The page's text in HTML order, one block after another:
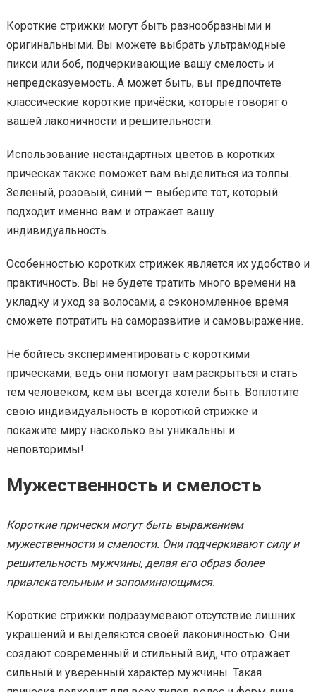
Короткие стрижки могут быть разнообразными и
оригинальными. Вы можете выбрать ультрамодные
пикси или боб, подчеркивающие вашу смелость и
непредсказуемость. А может быть, вы предпочтете
классические короткие причёски, которые говорят о
вашей лаконичности и решительности.
Использование нестандартных цветов в коротких
прическах также поможет вам выделиться из толпы.
Зеленый, розовый, синий — выберите тот, который
подходит именно вам и отражает вашу
индивидуальность.
Особенностью коротких стрижек является их удобство и
практичность. Вы не будете тратить много времени на
укладку и уход за волосами, а сэкономленное время
сможете потратить на саморазвитие и самовыражение.
Не бойтесь экспериментировать с короткими
прическами, ведь они помогут вам раскрыться и стать
тем человеком, кем вы всегда хотели быть. Воплотите
свою индивидуальность в короткой стрижке и
покажите миру насколько вы уникальны и
неповторимы!
Мужественность и смелость
Короткие прически могут быть выражением
мужественности и смелости. Они подчеркивают силу и
решительность мужчины, делая его образ более
привлекательным и запоминающимся.
Короткие стрижки подразумевают отсутствие лишних
украшений и выделяются своей лаконичностью. Они
создают современный и стильный вид, что отражает
сильный и уверенный характер мужчины. Такая